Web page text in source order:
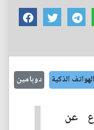
الهواتف الذكية دوبامين
عن